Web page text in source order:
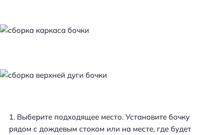
Выберите подходящее место. Установите бочку
рядом с дождевым стоком или на месте, где будет